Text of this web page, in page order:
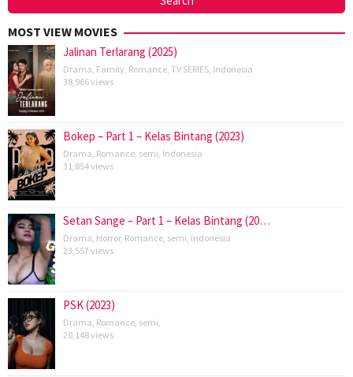
MOST VIEW MOVIES
Jalinan Terlarang (2025)
Drama Family Romance TV SERIES Indonesia
38,966 views
Bokep – Part 1 – Kelas Bintang (2023)
Drama Romance semi Indonesia
31,854 views
Setan Sange – Part 1 – Kelas Bintang (20…
Drama Horror, Romance semi Indonesia
23,557 views
PSK (2023)
Drama Romance semi
20,148 views